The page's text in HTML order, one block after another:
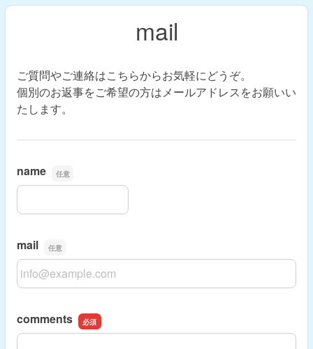
mail
ご質問やご連絡はこちらからお気軽にどうぞ。
個別のお返事をご希望の方はメールアドレスをお願いい
たします。
name
name
mail
mail
comments
comments